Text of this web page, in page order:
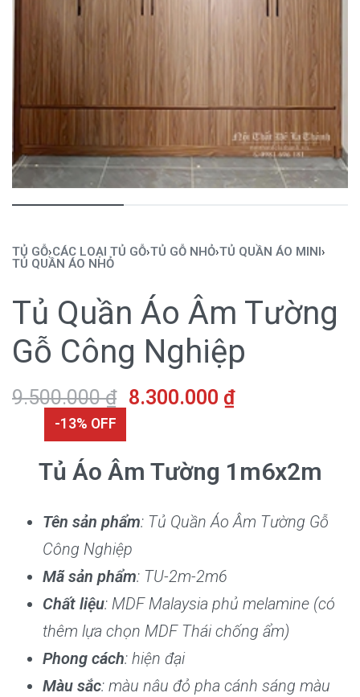
TỦ GỖ›CÁC LOẠI TỦ GỖ›TỦ GỖ NHỎ›TỦ QUẦN ÁO MINI›
TỦ QUẦN ÁO NHỎ
Tủ Quần Áo Âm Tường
Gỗ Công Nghiệp
9.500.000₫ 8.300.000 ₫
-13% OFF
Tủ Áo Âm Tường 1m6x2m
Tên sản phẩm: Tủ Quần Áo Âm Tường Gỗ
Công Nghiệp
Mã sản phẩm: TU-2m-2m6
Chất liệu: MDF Malaysia phủ melamine (có
thêm lựa chọn MDF Thái chống ẩm)
Phong cách: hiện đại
Màu sắc: màu nâu đỏ pha cánh sáng màu